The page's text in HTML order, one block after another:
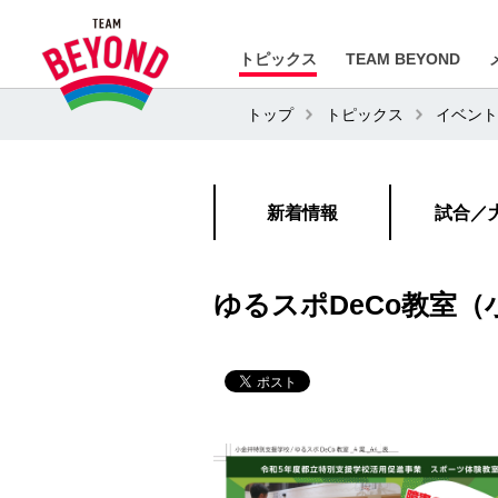
トピックス TEAM BEYOND
トップ トピックス イベント
新着情報 試合／
ゆるスポDeCo教室（